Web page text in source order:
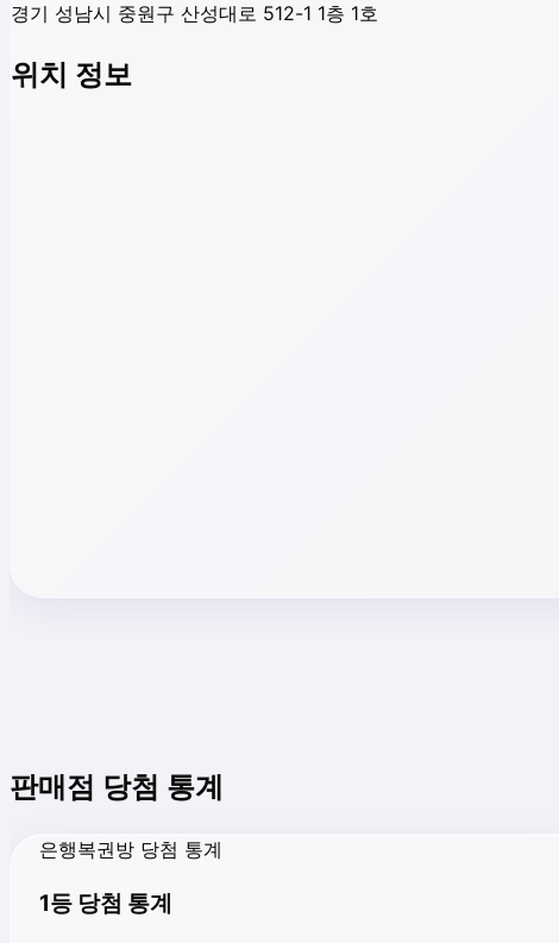
경기 성남시 중원구 산성대로 512-1 1층 1호
위치 정보
판매점 당첨 통계
은행복권방 당첨 통계
1등 당첨 통계